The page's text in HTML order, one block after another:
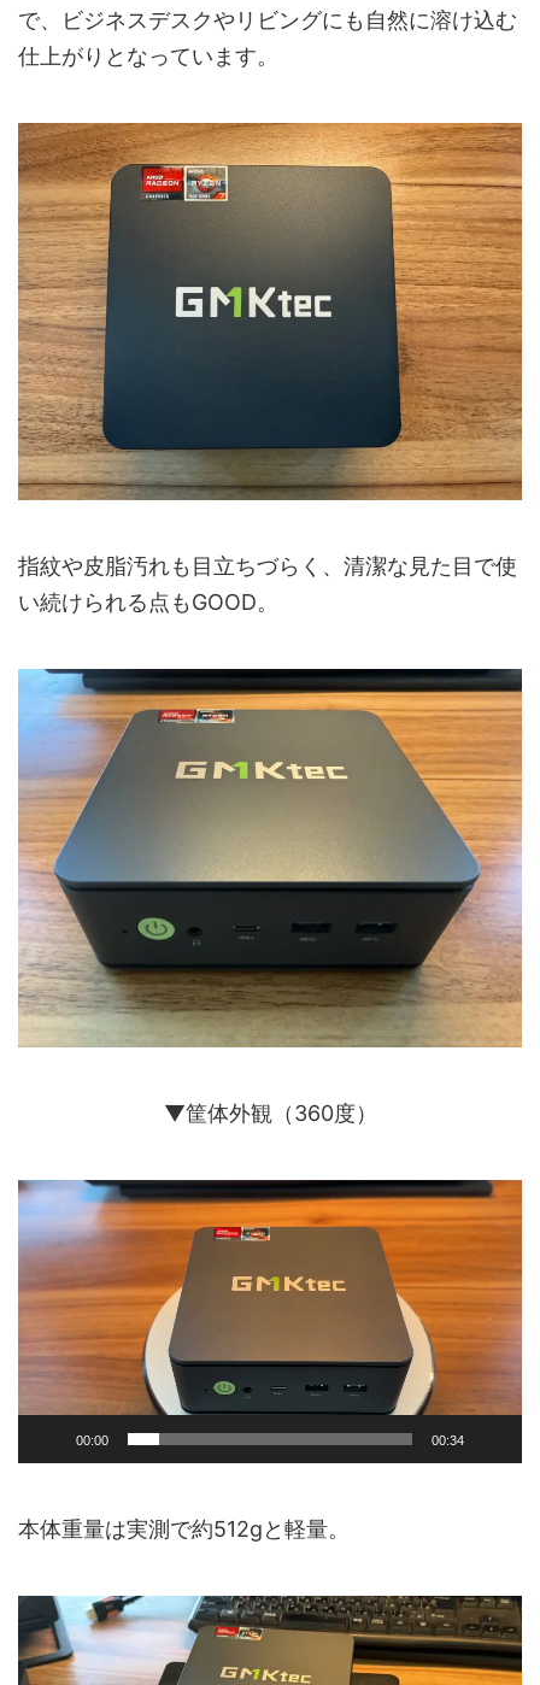
で、ビジネスデスクやリビングにも自然に溶け込む
仕上がりとなっています。
指紋や皮脂汚れも目立ちづらく、清潔な見た目で使
い続けられる点もGOOD。
▼筐体外観（360度）
動
プ
レ
ー
ー
00:00 00:34
本体重量は実測で約512gと軽量。